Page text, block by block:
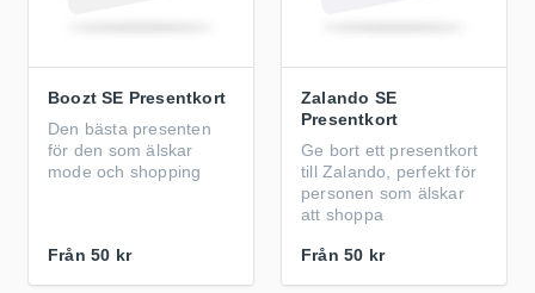
Boozt SE Presentkort
Den bästa presenten
för den som älskar
mode och shopping
Från 50 kr
Zalando SE
Presentkort
Ge bort ett presentkort
till Zalando, perfekt för
personen som älskar
att shoppa
Från 50 kr